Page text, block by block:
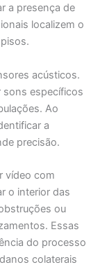
a presença de
localizem o
acústicos.
sons específicos
Ao
a
precisão.
vídeo com
o interior das
ou
Essas
do processo
colaterais